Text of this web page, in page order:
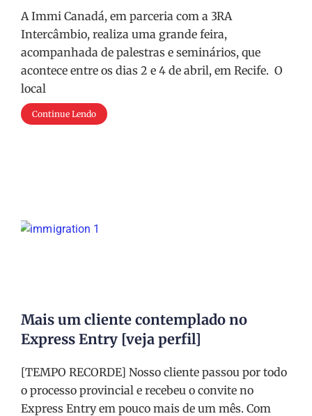
A Immi Canadá, em parceria com a 3RA
Intercâmbio, realiza uma grande feira,
acompanhada de palestras e seminários, que
acontece entre os dias 2 e 4 de abril, em Recife. O
local
Continue Lendo
Mais um cliente contemplado no
Express Entry [veja perfil]
[TEMPO RECORDE] Nosso cliente passou por todo
o processo provincial e recebeu o convite no
Express Entry em pouco mais de um mês. Com